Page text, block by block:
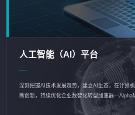
人工智能（AI）平台
深刻把握AI技术发展趋势，建立AI生态，在计算
断创新，持续优化企业数智化转型加速器